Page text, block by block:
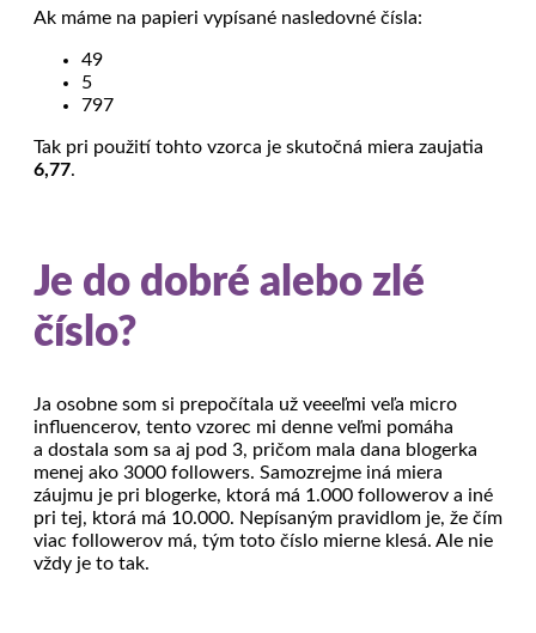
Ak máme na papieri vypísané nasledovné čísla:
49
5
797
Tak pri použití tohto vzorca je skutočná miera zaujatia
6,77.
Je do dobré alebo zlé
číslo?
Ja osobne som si prepočítala už veeeľmi veľa micro
influencerov, tento vzorec mi denne veľmi pomáha
a dostala som sa aj pod 3, pričom mala dana blogerka
menej ako 3000 followers. Samozrejme iná miera
záujmu je pri blogerke, ktorá má 1.000 followerov a iné
pri tej, ktorá má 10.000. Nepísaným pravidlom je, že čím
viac followerov má, tým toto číslo mierne klesá. Ale nie
vždy je to tak.